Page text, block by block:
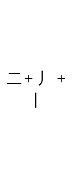
二+ 丿 +